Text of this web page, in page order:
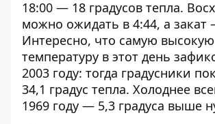
18:00 — 18 градусов тепла.
можно ожидать в 4:44, а закат
Интересно, что самую высокую
температуру в этот день
2003 году: тогда градусники
34,1 градус тепла. Холоднее
1969 году — 5,3 градуса выше